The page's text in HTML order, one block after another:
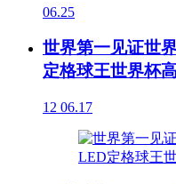
06.25
世界第一见证世
定格球王世界杯
12 06.17